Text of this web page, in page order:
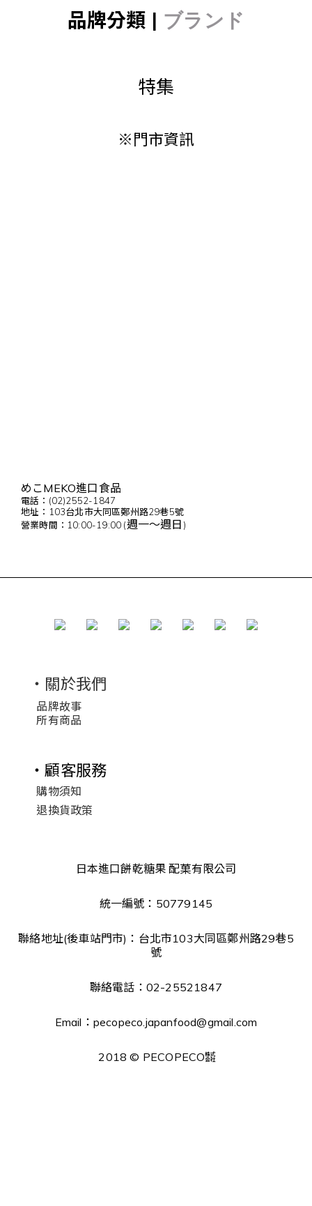
品牌分類 | ブランド
特集
※門市資訊
めこMEKO進口食品
電話：(02)2552-1847
地址：103台北市大同區鄭州路29巷5號
營業時間：10:00-19:00 (週一～週日 )
・關於我們
品牌故事
所有商品
・顧客服務
購物須知
退換貨政策
日本進口餅乾糖果 配菓有限公司
統一編號：50779145
聯絡地址(後車站門市)：台北市103大同區鄭州路29巷5
號
聯絡電話：02-25521847
Email：pecopeco.japanfood@gmail.com
2018 © PECOPECO㍿